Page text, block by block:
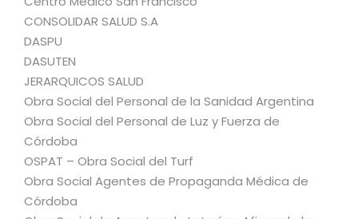
CONSOLIDAR SALUD S.A
DASPU
DASUTEN
JERARQUICOS SALUD
Obra Social del Personal de la Sanidad Argentina
Obra Social del Personal de Luz y Fuerza de
Córdoba
OSPAT – Obra Social del Turf
Obra Social Agentes de Propaganda Médica de
Córdoba